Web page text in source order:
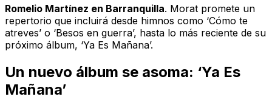
Romelio Martínez en Barranquilla. Morat promete un
repertorio que incluirá desde himnos como ‘Cómo te
atreves’ o ‘Besos en guerra’, hasta lo más reciente de su
próximo álbum, ‘Ya Es Mañana’.
Un nuevo álbum se asoma: ‘Ya Es
Mañana’